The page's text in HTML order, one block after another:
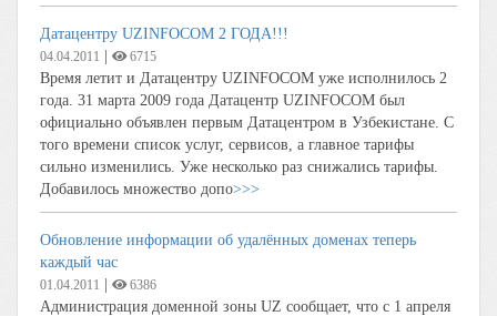
Датацентру UZINFOCOM 2 ГОДА!!!
04.04.2011 6715
Время летит и Датацентру UZINFOCOM уже исполнилось 2
года. 31 марта 2009 года Датацентр UZINFOCOM был
официально объявлен первым Датацентром в Узбекистане. С
того времени список услуг, сервисов, а главное тарифы
сильно изменились. Уже несколько раз снижались тарифы.
Добавилось множество допо>>>
Обновление информации об удалённых доменах теперь
каждый час
01.04.2011 6386
Администрация доменной зоны UZ сообщает, что с 1 апреля